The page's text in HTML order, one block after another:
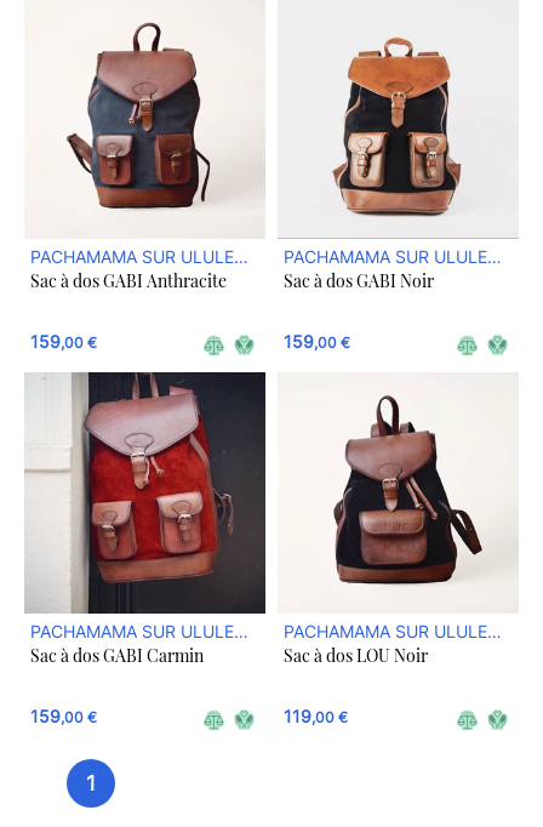
PACHAMAMA SUR ULULE
BOUTIQUE
Sac à dos GABI Anthracite
159,00 €
PACHAMAMA SUR ULULE
BOUTIQUE
Sac à dos GABI Noir
159,00 €
PACHAMAMA SUR ULULE
BOUTIQUE
Sac à dos GABI Carmin
159,00 €
PACHAMAMA SUR ULULE
BOUTIQUE
Sac à dos LOU Noir
119,00 €
1